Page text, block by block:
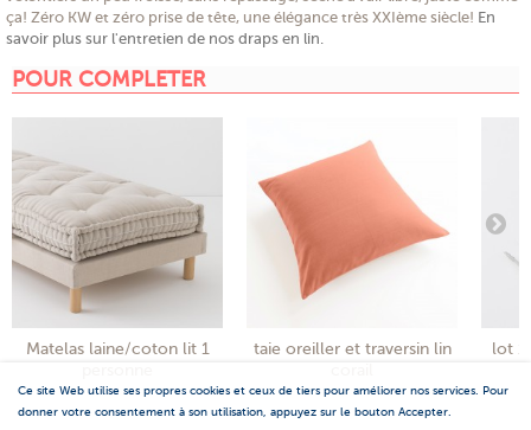
ça! Zéro KW et zéro prise de tête, une élégance très XXIème siècle! En
savoir plus sur l'entretien de nos draps en lin.
POUR COMPLETER
Matelas laine/coton lit 1
taie oreiller et traversin lin
lot
Ce site Web utilise ses propres cookies et ceux de tiers pour améliorer nos services. Pour
donner votre consentement à son utilisation, appuyez sur le bouton Accepter.